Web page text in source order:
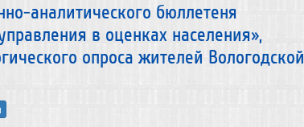
аналитического бюллетеня
в оценках населения»,
опроса жителей Вологодской